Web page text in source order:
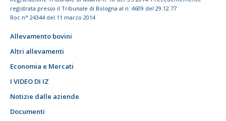
registrata presso il Tribunale di Bologna al n. 4609 del 29.12.77
Roc n° 24344 del 11 marzo 2014
Allevamento bovini
Altri allevamenti
Economia e Mercati
I VIDEO DI IZ
Notizie dalle aziende
Documenti